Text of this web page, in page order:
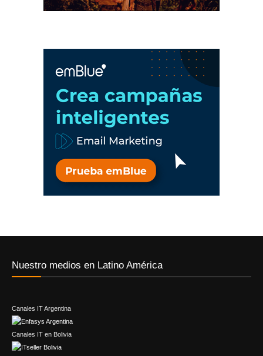
Nuestro medios en Latino América
Canales IT Argentina
Canales IT en Bolivia